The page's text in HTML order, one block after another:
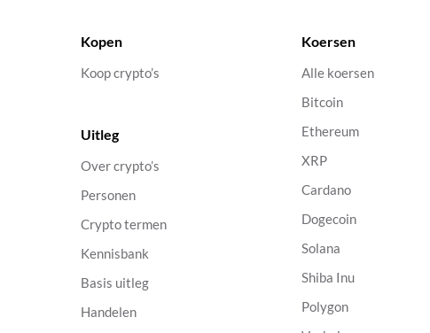
Kopen
Koop crypto’s
Uitleg
Over crypto’s
Personen
Crypto termen
Kennisbank
Basis uitleg
Handelen
Koersen
Alle koersen
Bitcoin
Ethereum
XRP
Cardano
Dogecoin
Solana
Shiba Inu
Polygon